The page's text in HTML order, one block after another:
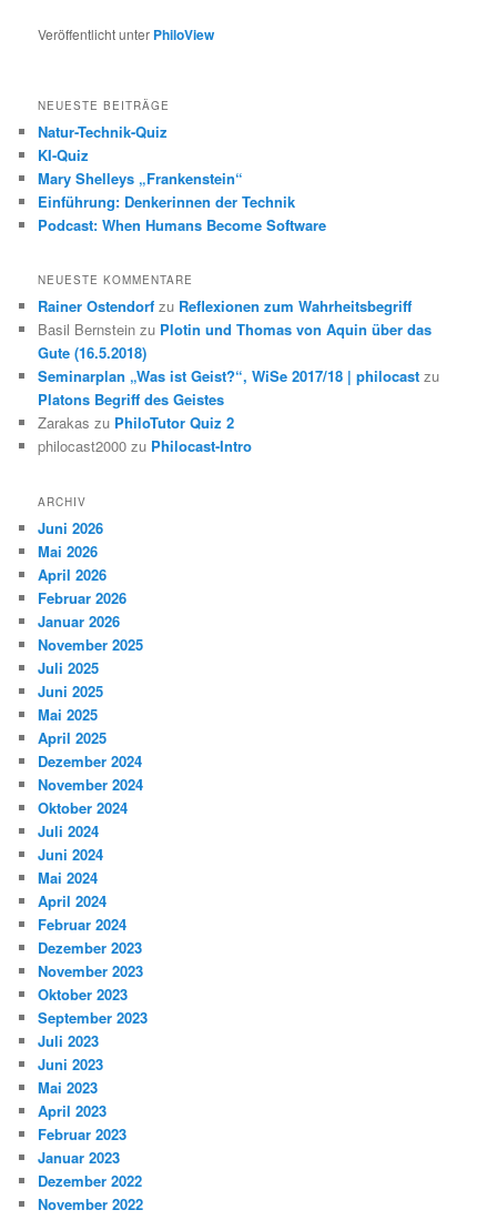
Veröffentlicht unter PhiloView
NEUESTE BEITRÄGE
Natur-Technik-Quiz
KI-Quiz
Mary Shelleys „Frankenstein“
Einführung: Denkerinnen der Technik
Podcast: When Humans Become Software
NEUESTE KOMMENTARE
Rainer Ostendorf zu Reflexionen zum Wahrheitsbegriff
Basil Bernstein zu Plotin und Thomas von Aquin über das
Gute (16.5.2018)
Seminarplan „Was ist Geist?“, WiSe 2017/18 | philocast zu
Platons Begriff des Geistes
Zarakas zu PhiloTutor Quiz 2
philocast2000 zu Philocast-Intro
ARCHIV
Juni 2026
Mai 2026
April 2026
Februar 2026
Januar 2026
November 2025
Juli 2025
Juni 2025
Mai 2025
April 2025
Dezember 2024
November 2024
Oktober 2024
Juli 2024
Juni 2024
Mai 2024
April 2024
Februar 2024
Dezember 2023
November 2023
Oktober 2023
September 2023
Juli 2023
Juni 2023
Mai 2023
April 2023
Februar 2023
Januar 2023
Dezember 2022
November 2022